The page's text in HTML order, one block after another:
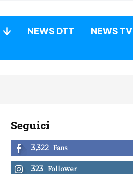
NEWS DTT
NEWS TV
Seguici
3,322 Fans
323 Follower